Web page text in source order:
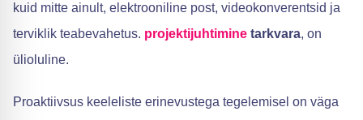
kuid mitte ainult, elektrooniline post, videokonverentsid ja
terviklik teabevahetus. projektijuhtimine tarkvara, on
ülioluline.
Proaktiivsus keeleliste erinevustega tegelemisel on väga